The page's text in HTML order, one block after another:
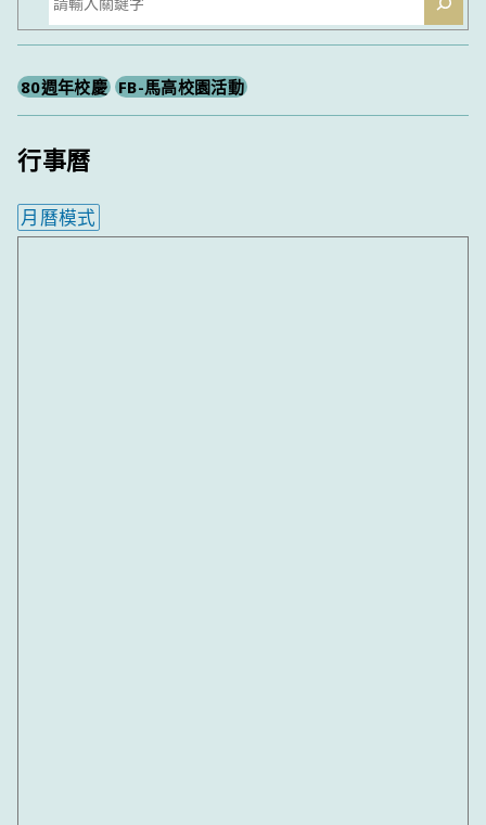
尋
80週年校慶 FB-馬高校園活動
行事曆
月曆模式